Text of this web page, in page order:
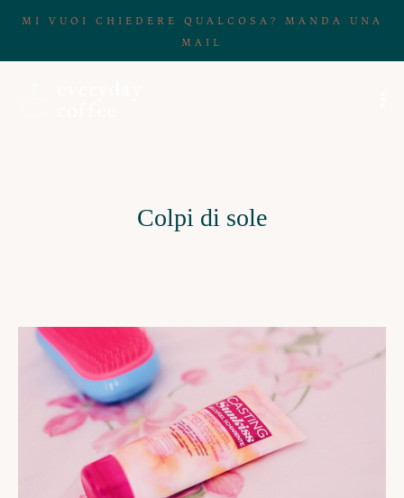
MI VUOI CHIEDERE QUALCOSA? MANDA UNA
MAIL
Colpi di sole